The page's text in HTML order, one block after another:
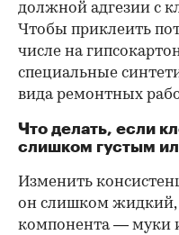
должной адгезии с
Чтобы приклеить
числе на
специальные
вида ремонтных
Что делать, если
слишком густым
Изменить
он слишком жидкий,
компонента — муки